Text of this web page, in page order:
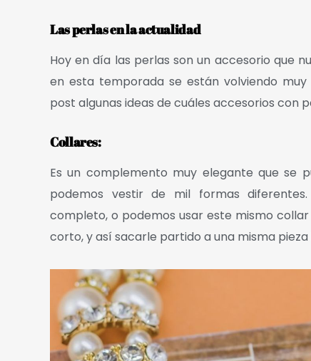
Las perlas en la actualidad
Hoy en día las perlas son un accesorio que
en esta temporada se están volviendo
post algunas ideas de cuáles accesorios con
Collares:
Es un complemento muy elegante que se
podemos vestir de mil formas
completo, o podemos usar este mismo
corto, y así sacarle partido a una misma